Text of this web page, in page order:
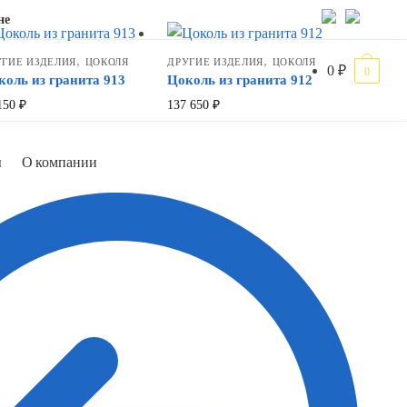
О компании
ИЗДЕЛИЯ, ЦОКОЛЯ
из гранита 913
₽
ДРУГИЕ ИЗДЕЛИЯ, ЦОКОЛЯ
Цоколь из гранита 912
137 650₽
0₽ 0